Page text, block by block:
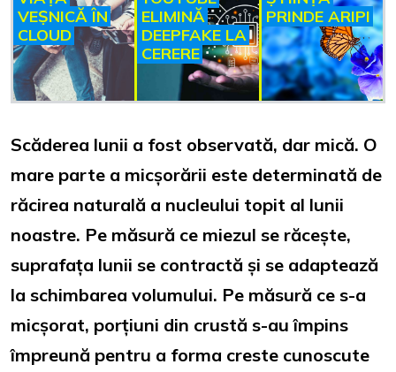
VEȘNICĂ ÎN
CLOUD
ELIMINĂ
DEEPFAKE LA
CERERE
PRINDE ARIPI
Scăderea lunii a fost observată, dar mică. O
mare parte a micșorării este determinată de
răcirea naturală a nucleului topit al lunii
noastre. Pe măsură ce miezul se răcește,
suprafața lunii se contractă și se adaptează
la schimbarea volumului. Pe măsură ce s-a
micșorat, porțiuni din crustă s-au împins
împreună pentru a forma creste cunoscute